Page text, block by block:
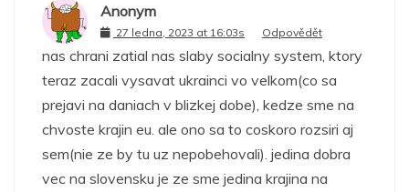
Anonym
27 ledna, 2023 at 16:03s Odpovědět
nas chrani zatial nas slaby socialny system, ktory
teraz zacali vysavat ukrainci vo velkom(co sa
prejavi na daniach v blizkej dobe), kedze sme na
chvoste krajin eu. ale ono sa to coskoro rozsiri aj
sem(nie ze by tu uz nepobehovali). jedina dobra
vec na slovensku je ze sme jedina krajina na